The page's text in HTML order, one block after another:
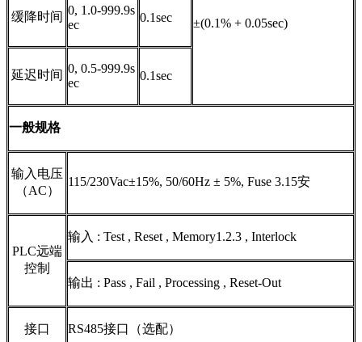
±(0.1% + 0.05sec)
缓降时间 0, 1.0-999.9s
ec
0.1sec
延迟时间 0, 0.5-999.9s
ec
0.1sec
一般规格
输入电压
（AC）
115/230Vac±15%, 50/60Hz ± 5%, Fuse 3.15安
PLC远端
控制
输入 : Test , Reset , Memory1.2.3 , Interlock
输出 : Pass , Fail , Processing , Reset-Out
接口 RS485接口（选配）